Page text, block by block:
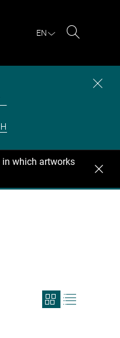
EN
which artworks
View
search